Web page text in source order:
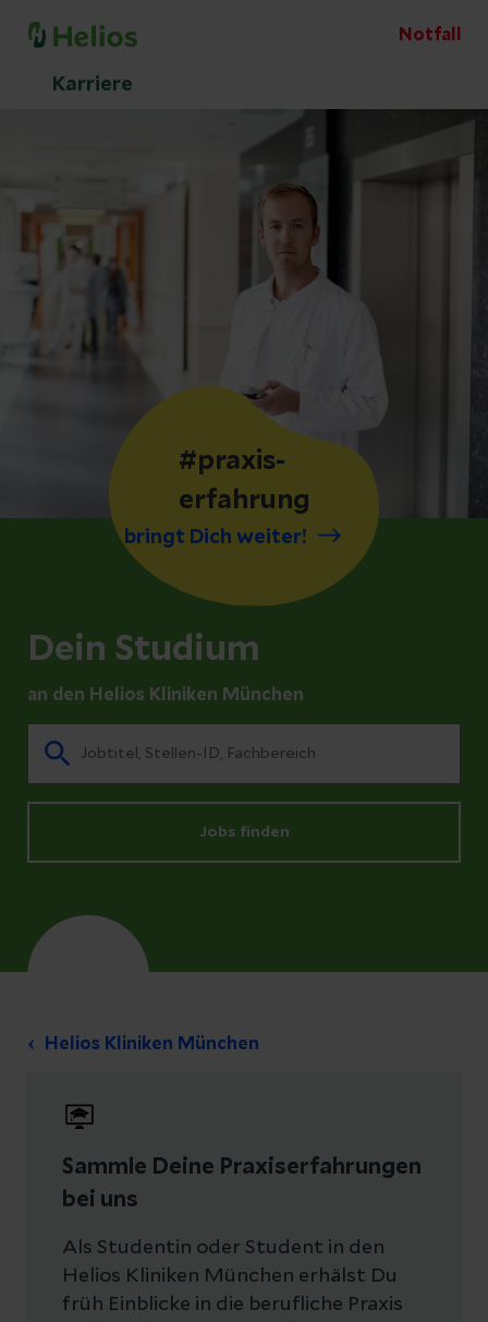
Notfall
Karriere
Dein Studium
an den Helios Kliniken München
Jobs finden
#praxis-
erfahrung
bringt Dich weiter!
Helios Kliniken München
Sammle Deine Praxiserfahrungen
bei uns
Als Studentin oder Student in den
Helios Kliniken München erhälst Du
früh Einblicke in die berufliche Praxis